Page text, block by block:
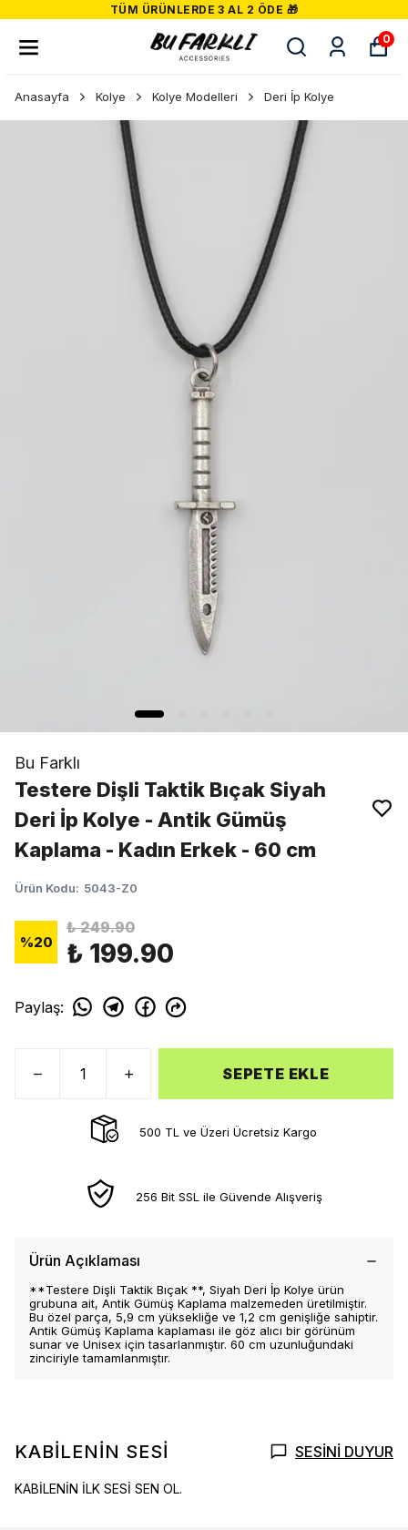
TÜM ÜRÜNLERDE 3 AL 2 ÖDE 🎁
0
Anasayfa Kolye Kolye Modelleri Deri İp Kolye
Bu Farklı
Testere Dişli Taktik Bıçak Siyah
Deri İp Kolye - Antik Gümüş
Kaplama - Kadın Erkek - 60 cm
Ürün Kodu: 5043-Z0
%20
₺ 249.90
₺ 199.90
Paylaş:
SEPETE EKLE
500 TL ve Üzeri Ücretsiz Kargo
256 Bit SSL ile Güvende Alışveriş
Ürün Açıklaması
**Testere Dişli Taktik Bıçak **, Siyah Deri İp Kolye ürün
grubuna ait, Antik Gümüş Kaplama malzemeden üretilmiştir.
Bu özel parça, 5,9 cm yüksekliğe ve 1,2 cm genişliğe sahiptir.
Antik Gümüş Kaplama kaplaması ile göz alıcı bir görünüm
sunar ve Unisex için tasarlanmıştır. 60 cm uzunluğundaki
zinciriyle tamamlanmıştır.
KABİLENİN SESİ SESİNİ DUYUR
KABİLENİN İLK SESİ SEN OL.